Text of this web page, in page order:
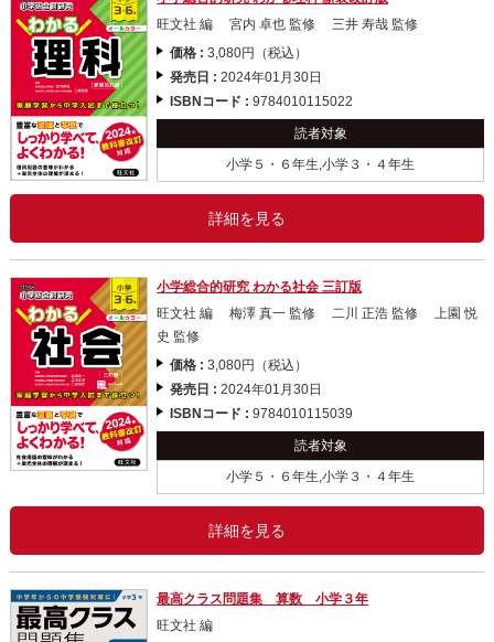
旺文社 編 宮内 卓也 監修 三井 寿哉 監修
価格 :3,080円（税込）
発売日 :2024年01月30日
ISBNコード :9784010115022
読者対象
小学５・６年生,小学３・４年生
詳細を見る
小学総合的研究 わかる社会 三訂版
旺文社 編 梅澤 真一 監修 二川 正浩 監修 上園 悦
史 監修
価格 :3,080円（税込）
発売日 :2024年01月30日
ISBNコード :9784010115039
読者対象
小学５・６年生,小学３・４年生
詳細を見る
最高クラス問題集 算数 小学３年
旺文社 編